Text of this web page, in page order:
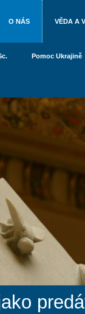
O NÁS VĚDA A
Pomoc Ukrajině